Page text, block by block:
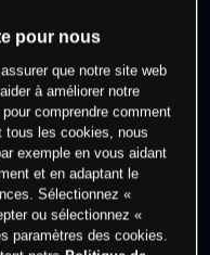
trader
pour nous
que notre site web
à améliorer notre
comprendre comment
tous les cookies, nous
exemple en vous aidant
et en adaptant le
Sélectionnez «
ou sélectionnez «
paramètres des cookies.